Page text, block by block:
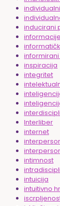
inducirani
informacije
inspiracija
integritet
Interliber
internet
intimnost
intuicija
intuitivno